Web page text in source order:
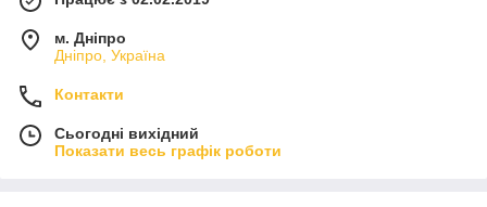
м. Дніпро
Дніпро, Україна
Контакти
Сьогодні вихідний
Показати весь графік роботи